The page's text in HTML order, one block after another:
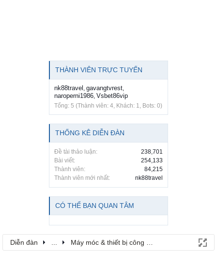
THÀNH VIÊN TRỰC TUYẾN
nk88travel gavangtvrest
naroperni1986 Vsbet86vip
Tổng: 5 (Thành viên: 4, Khách: 1, Bots: 0)
THỐNG KÊ DIỄN ĐÀN
Đề tài thảo luận:
238,701
Bài viết:
254,133
Thành viên:
84,215
Thành viên mới nhất:
nk88travel
CÓ THỂ BẠN QUAN TÂM
Diễn đàn Máy móc & thiết bị công nông nghiệp